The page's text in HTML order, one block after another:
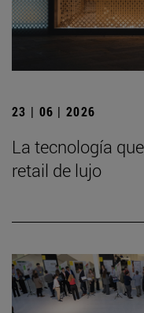
23 | 06 | 2026
La tecnología
retail de lujo